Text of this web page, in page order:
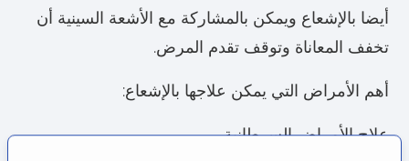
أيضا بالإشعاع ويمكن بالمشاركة مع الأشعة السينية أن
تخفف المعاناة وتوقف تقدم المرض.
أهم الأمراض التي يمكن علاجها بالإشعاع:
علاج الأمراض السرطانية